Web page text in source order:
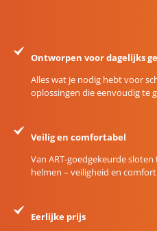
Ontworpen voor dagelijks
Alles wat je nodig hebt voor
oplossingen die eenvoudig te
Veilig en comfortabel
Van ART-goedgekeurde
helmen – veiligheid en
Eerlijke prijs